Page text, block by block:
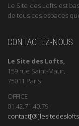
Le Site des Lofts est
de tous ces espaces
CONTACTEZ-NOUS
Le Site des Lofts,
159 rue Saint-Maur,
75011 Paris
OFFICE
01.42.71.40.79